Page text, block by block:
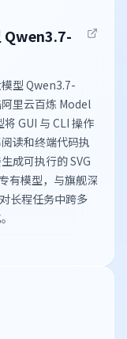
Qwen3.7-
型 Qwen3.7-
里云百炼 Model
GUI 与 CLI 操作
读和终端代码执
成可执行的 SVG
有模型，与旗舰深
长程任务中跨多